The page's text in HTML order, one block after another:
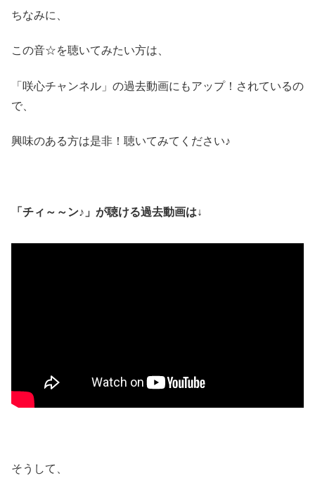
ちなみに、
この音☆を聴いてみたい方は、
「咲心チャンネル」の過去動画にもアップ！されているの
で、
興味のある方は是非！聴いてみてください♪
「チィ～～ン♪」が聴ける過去動画は↓
そうして、